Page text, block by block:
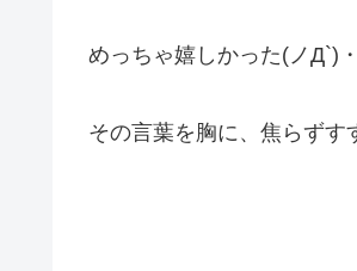
めっちゃ嬉しかった(ノД`)・
その言葉を胸に、焦らずす